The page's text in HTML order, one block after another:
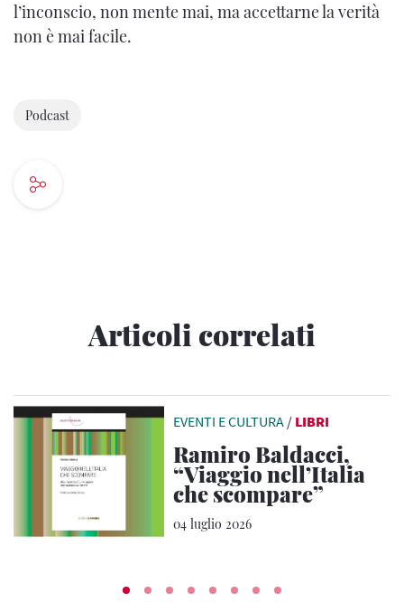
l’in­conscio, non mente mai, ma accettarne la verità
non è mai facile.
Podcast
Articoli correlati
EVENTI E CULTURA / LIBRI
Ramiro Baldacci,
“Viaggio nell’Italia
che scompare”
04 luglio 2026